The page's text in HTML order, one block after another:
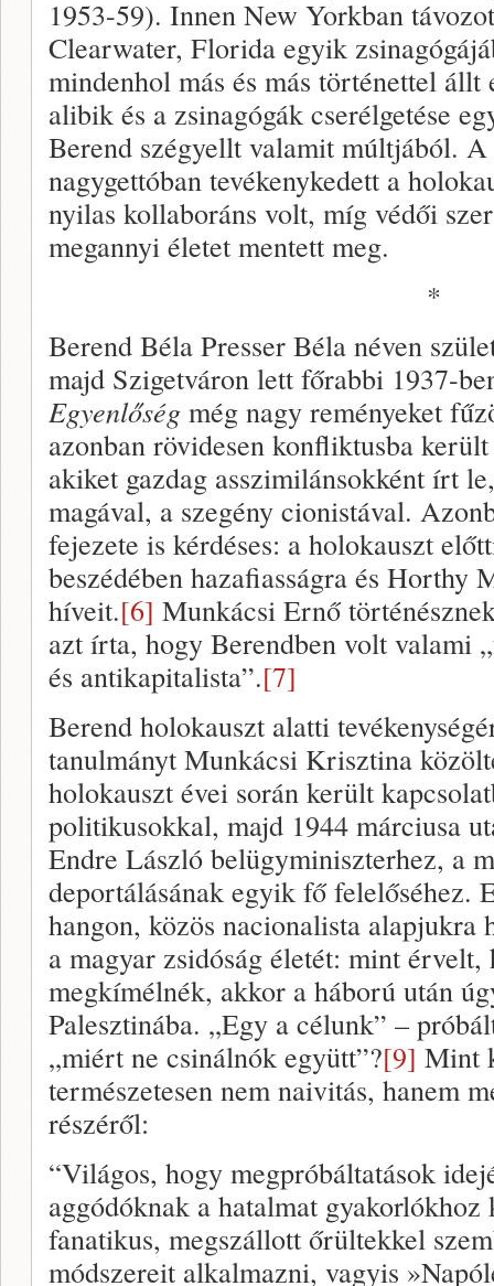
1953-59). Innen New Yorkban
Clearwater, Florida egyik
mindenhol más és más történettel
alibik és a zsinagógák cserélgetése
Berend szégyellt valamit múltjából.
nagygettóban tevékenykedett a
nyilas kollaboráns volt, míg védői
megannyi életet mentett meg.
*
Berend Béla Presser Béla néven
majd Szigetváron lett főrabbi 1937-
Egyenlőség még nagy reményeket
azonban rövidesen konfliktusba
akiket gazdag asszimilánsokként írt
magával, a szegény cionistával.
fejezete is kérdéses: a holokauszt
beszédében hazafiasságra és Horthy
híveit.[6] Munkácsi Ernő
azt írta, hogy Berendben volt valami
és antikapitalista”.[7]
Berend holokauszt alatti
tanulmányt Munkácsi Krisztina
holokauszt évei során került
politikusokkal, majd 1944 márciusa
Endre László belügyminiszterhez, a
deportálásának egyik fő felelőséhez.
hangon, közös nacionalista alapjukra
a magyar zsidóság életét: mint érvelt,
megkímélnék, akkor a háború után
Palesztinába. „Egy a célunk” –
„miért ne csinálnók együtt”?[9] Mint
természetesen nem naivitás, hanem
részéről:
“Világos, hogy megpróbáltatások
aggódóknak a hatalmat
fanatikus, megszállott őrültekkel
módszereit alkalmazni, vagyis